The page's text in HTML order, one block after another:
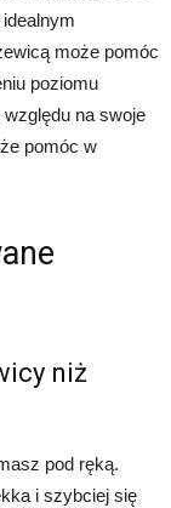
może pomóc
poziomu
na swoje
pomóc w
niż
pod ręką.
i szybciej się